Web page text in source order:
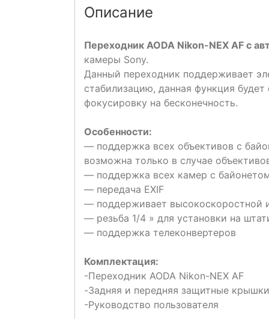
Описание
Переходник AODA Nikon-NEX AF с
камеры Sony.
Данный переходник поддерживает
стабилизацию, данная функция
фокусировку на бесконечность.
Особенности:
— поддержка всех объективов с
возможна только в случае
— поддержка всех камер с
— передача EXIF
— поддерживает высокоскоростной
— резьба 1/4 » для установки на
— поддержка телеконвертеров
Комплектация:
-Переходник AODA Nikon-NEX AF
-Задняя и передняя защитные крышки
-Руководство пользователя